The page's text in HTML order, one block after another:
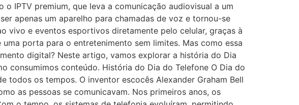
IPTV premium, que leva a comunicação audiovisual a um
apenas um aparelho para chamadas de voz e tornou-se
vivo e eventos esportivos diretamente pelo celular, graças à
porta para o entretenimento sem limites. Mas como essa
digital? Neste artigo, vamos explorar a história do Dia
consumimos conteúdo. História do Dia do Telefone O Dia do
todos os tempos. O inventor escocês Alexander Graham Bell
as pessoas se comunicavam. Nos primeiros anos, os